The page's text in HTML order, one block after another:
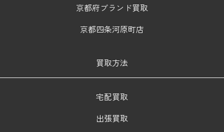
京都府ブランド買取
京都四条河原町店
買取方法
宅配買取
出張買取